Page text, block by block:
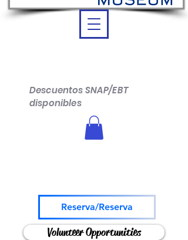
Descuentos SNAP/EBT
disponibles
Reserva/Reserva
Volunteer Opportunities